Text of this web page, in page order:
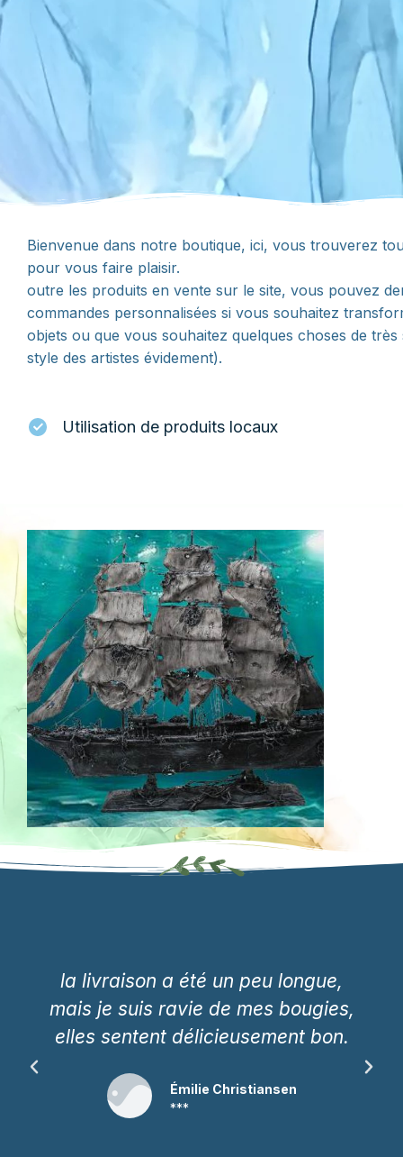
Bienvenue dans notre boutique, ici, vous trouverez
pour vous faire plaisir.
outre les produits en vente sur le site, vous pouvez
commandes personnalisées si vous souhaitez
objets ou que vous souhaitez quelques choses de très
style des artistes évidement).
Utilisation de produits locaux
la livraison a été un peu longue,
mais je suis ravie de mes bougies,
elles sentent délicieusement bon.
Émilie Christiansen
***